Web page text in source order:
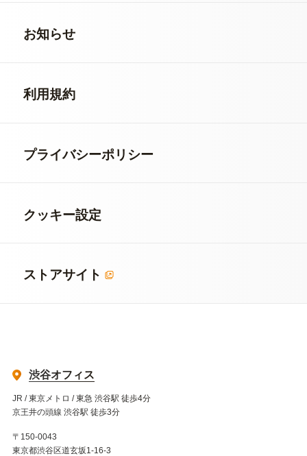
お知らせ
利用規約
プライバシーポリシー
クッキー設定
ストアサイト
渋谷オフィス
JR / 東京メトロ / 東急 渋谷駅 徒歩4分
京王井の頭線 渋谷駅 徒歩3分
〒150-0043
東京都渋谷区道玄坂1-16-3